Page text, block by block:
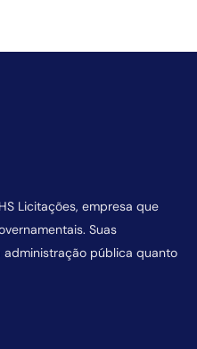
Licitações, empresa que
Suas
pública quanto